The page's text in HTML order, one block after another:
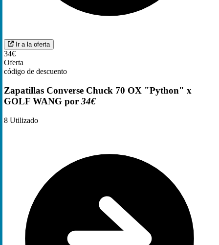
Ir a la oferta
34€
Oferta
código de descuento
Zapatillas Converse Chuck 70 OX "Python" x
GOLF WANG por 34€
8 Utilizado